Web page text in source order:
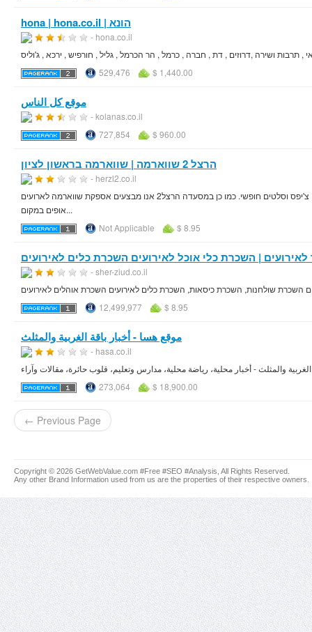
hona | hona.co.il | הונא
- hona.co.il
529,476 $ 1,440.00
موقع كل الناس
- kolanas.co.il
727,854
$ 960.00
הרצל 2 שווארמה | שווארמה בראשון לציון
- herzl2.co.il
שווארמה הרצל 2 ראשון לציון היא מסעדת שווארמה בראשון לציון בה ניתן לאכול אוכל טרי כולל שתייה, צ'יפס וסלטים חופשי. כמו כן במסעדה הרצל2 אנו מבצעים אספקת שווארמה לארועים
אופים במקום...
Not Applicable
$ 8.95
| השכרת כלי אוכל לאירועים השכרת כלים לאירועים
- sher-ziud.co.il
השכרת שולחנות, השכרת כיסאות, השכרת כלים לאירועים השכרת אוהלים לאירועים
12,499,977
$ 8.95
موقع هسا - أخبار باقة الغربية والمثلث
- hasa.co.il
273,064 $ 18,900.00
← Previous Page
Copyright © 2026 GetWebValue.com #Free #SEO #Analysis, All Rights Reserved.
Any other Brand Information used from us are the properties of their respective owners.